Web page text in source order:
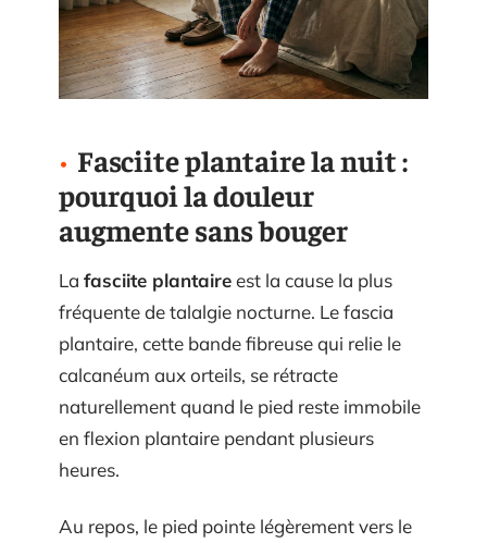
Fasciite plantaire la nuit :
pourquoi la douleur
augmente sans bouger
La fasciite plantaireest la cause la plus
fréquente de talalgie nocturne. Le fascia
plantaire, cette bande fibreuse qui relie le
calcanéum aux orteils, se rétracte
naturellement quand le pied reste immobile
en flexion plantaire pendant plusieurs
heures.
Au repos, le pied pointe légèrement vers le